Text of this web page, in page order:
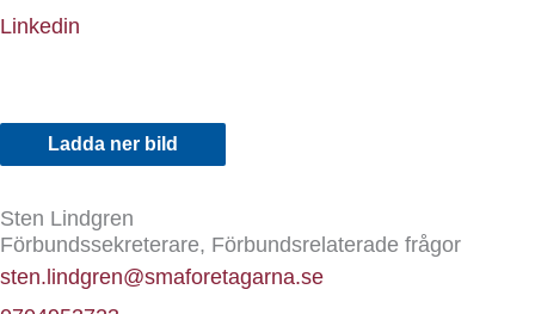
Linkedin
Ladda ner bild
Sten Lindgren
Förbundssekreterare, Förbundsrelaterade frågor
sten.lindgren@smaforetagarna.se